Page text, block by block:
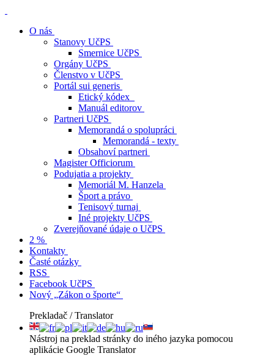
O nás
Stanovy UčPS
Smernice UčPS
Orgány UčPS
Členstvo v UčPS
Portál sui generis
Etický kódex
Manuál editorov
Partneri UčPS
Memorandá o spolupráci
Memorandá - texty
Obsahoví partneri
Magister Officiorum
Podujatia a projekty
Memoriál M. Hanzela
Šport a právo
Tenisový turnaj
Iné projekty UčPS
Zverejňované údaje o UčPS
2 %
Kontakty
Časté otázky
RSS
Facebook UčPS
Nový „Zákon o športe“
Prekladač / Translator
Nástroj na preklad stránky do iného jazyka pomocou
aplikácie Google Translator